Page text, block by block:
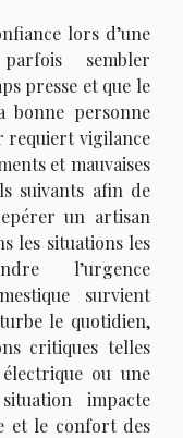
lors d’une
sembler
presse et que le
bonne personne
requiert vigilance
et mauvaises
suivants afin de
un artisan
les situations les
l’urgence
survient
le quotidien,
critiques telles
ou une
impacte
et le confort des